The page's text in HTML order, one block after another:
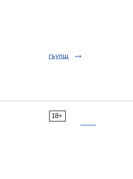
гъупщ
18+